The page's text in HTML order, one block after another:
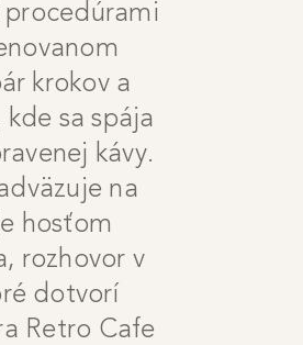
procedúrami
krokov a
sa spája
kávy.
na
hosťom
rozhovor v
dotvorí
Retro Cafe